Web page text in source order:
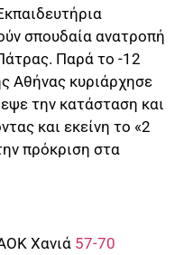
σπουδαία ανατροπή
Παρά το -12
Αθήνας κυριάρχησε
την κατάσταση και
και εκείνη το «2
πρόκριση στα
Χανιά 57-70